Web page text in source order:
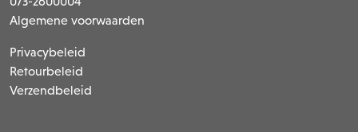
Algemene voorwaarden
Privacybeleid
Retourbeleid
Verzendbeleid